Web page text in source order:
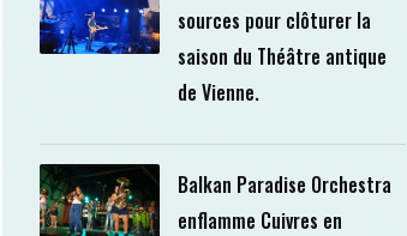
sources pour clôturer la
saison du Théâtre antique
de Vienne.
Balkan Paradise Orchestra
enflamme Cuivres en